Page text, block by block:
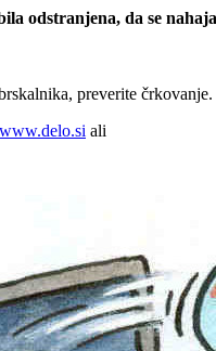
odstranjena, da se
preverite črkovanje.
www.delo.si ali